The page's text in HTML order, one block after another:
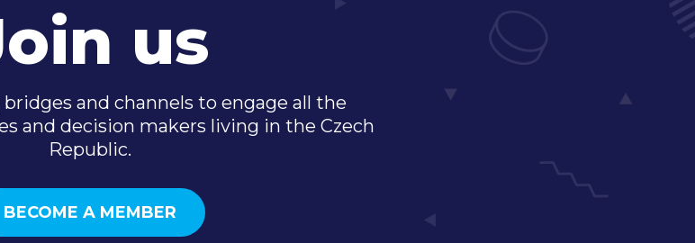
us
and channels to engage all the
and decision makers living in the Czech
Republic.
BECOME A MEMBER